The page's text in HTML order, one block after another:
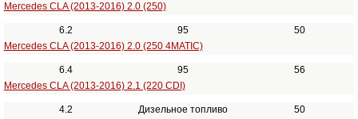
Mercedes CLA (2013-2016) 2.0 (250)
6.2 95
50
Mercedes CLA (2013-2016) 2.0 (250 4MATIC)
6.4 95
56
Mercedes CLA (2013-2016) 2.1 (220 CDI)
4.2 Дизельное топливо
50